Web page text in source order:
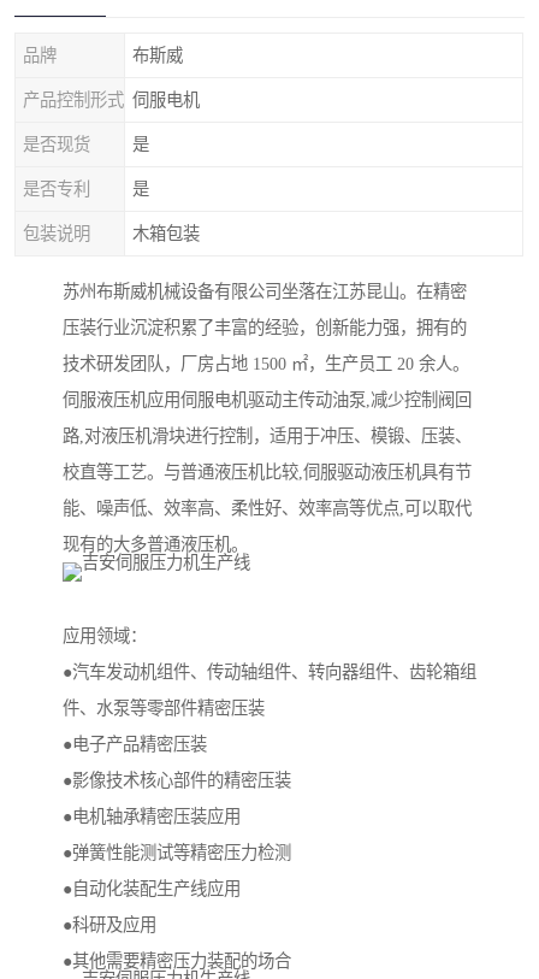
品牌 布斯威
产品控制形式 伺服电机
是否现货 是
是否专利 是
包装说明 木箱包装
苏州布斯威机械设备有限公司坐落在江苏昆山。在精密
压装行业沉淀积累了丰富的经验，创新能力强，拥有的
技术研发团队，厂房占地 1500 ㎡，生产员工 20 余人。
伺服液压机应用伺服电机驱动主传动油泵,减少控制阀回
路,对液压机滑块进行控制，适用于冲压、模锻、压装、
校直等工艺。与普通液压机比较,伺服驱动液压机具有节
能、噪声低、效率高、柔性好、效率高等优点,可以取代
现有的大多普通液压机。
应用领域：
●汽车发动机组件、传动轴组件、转向器组件、齿轮箱组
件、水泵等零部件精密压装
●电子产品精密压装
●影像技术核心部件的精密压装
●电机轴承精密压装应用
●弹簧性能测试等精密压力检测
●自动化装配生产线应用
●科研及应用
●其他需要精密压力装配的场合